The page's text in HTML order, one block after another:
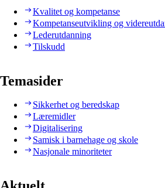
Kvalitet og kompetanse
Kompetanseutvikling og
Lederutdanning
Tilskudd
Temasider
Sikkerhet og beredskap
Læremidler
Digitalisering
Samisk i barnehage og skole
Nasjonale minoriteter